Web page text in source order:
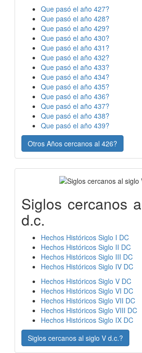
Que pasó el año 427?
Que pasó el año 428?
Que pasó el año 429?
Que pasó el año 430?
Que pasó el año 431?
Que pasó el año 432?
Que pasó el año 433?
Que pasó el año 434?
Que pasó el año 435?
Que pasó el año 436?
Que pasó el año 437?
Que pasó el año 438?
Que pasó el año 439?
Otros Años cercanos al 426?
Siglos cercanos
d.c.
Hechos Históricos Siglo I DC
Hechos Históricos Siglo II DC
Hechos Históricos Siglo III DC
Hechos Históricos Siglo IV DC
Hechos Históricos Siglo V DC
Hechos Históricos Siglo VI DC
Hechos Históricos Siglo VII DC
Hechos Históricos Siglo VIII DC
Hechos Históricos Siglo IX DC
Siglos cercanos al siglo V d.c.?